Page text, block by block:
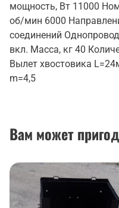
мощность, Вт 11000
об/мин 6000
соединений
вкл. Масса, кг 40
Вылет хвостовика
m=4,5
Вам может